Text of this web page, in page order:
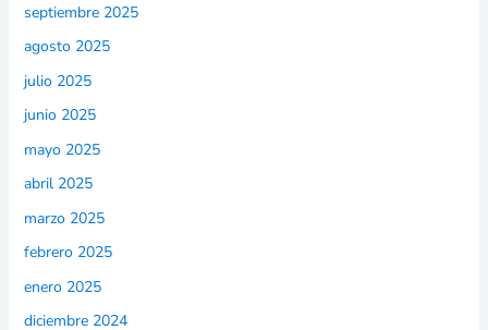
septiembre 2025
agosto 2025
julio 2025
junio 2025
mayo 2025
abril 2025
marzo 2025
febrero 2025
enero 2025
diciembre 2024